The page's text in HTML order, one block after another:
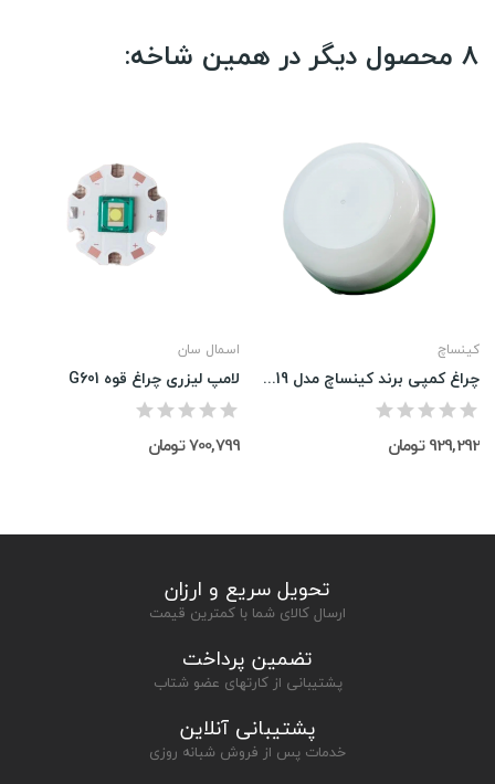
8 محصول دیگر در همین شاخه:
اسمال سان
لامپ لیزری چراغ قوه G601
700,799 تومان
کینساچ
چراغ کمپی برند کینساچ مدل YY-9019‌
929,292 تومان
تحویل سریع و ارزان
ارسال کالای شما با کمترین قیمت
تضمین پرداخت
پشتیبانی از کارتهای عضو شتاب
پشتیبانی آنلاین
خدمات پس از فروش شبانه روزی